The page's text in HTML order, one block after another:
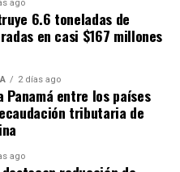
que por cada punto
deja de recaudar se
millones de dólares en
la reducción de
ago
6.6 toneladas de
en casi $167 millones
2 días ago
Panamá entre los países
tributaria de
ago